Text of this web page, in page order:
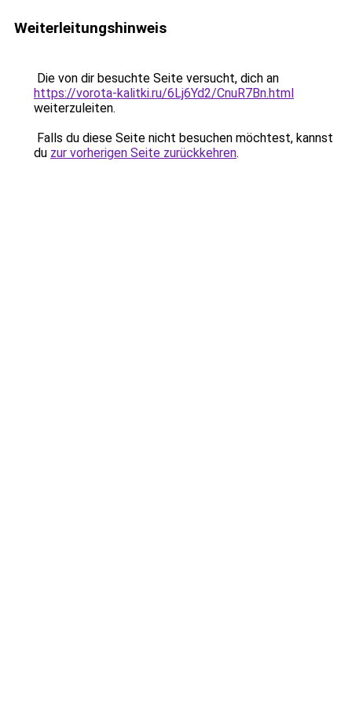
Weiterleitungshinweis
Die von dir besuchte Seite versucht, dich an
https://vorota-kalitki.ru/6Lj6Yd2/CnuR7Bn.html
weiterzuleiten.
Falls du diese Seite nicht besuchen möchtest, kannst
du zur vorherigen Seite zurückkehren.